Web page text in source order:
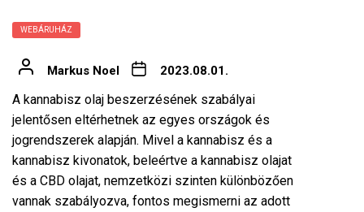
WEBÁRUHÁZ
Markus Noel 2023.08.01.
A kannabisz olaj beszerzésének szabályai
jelentősen eltérhetnek az egyes országok és
jogrendszerek alapján. Mivel a kannabisz és a
kannabisz kivonatok, beleértve a kannabisz olajat
és a CBD olajat, nemzetközi szinten különbözően
vannak szabályozva, fontos megismerni az adott